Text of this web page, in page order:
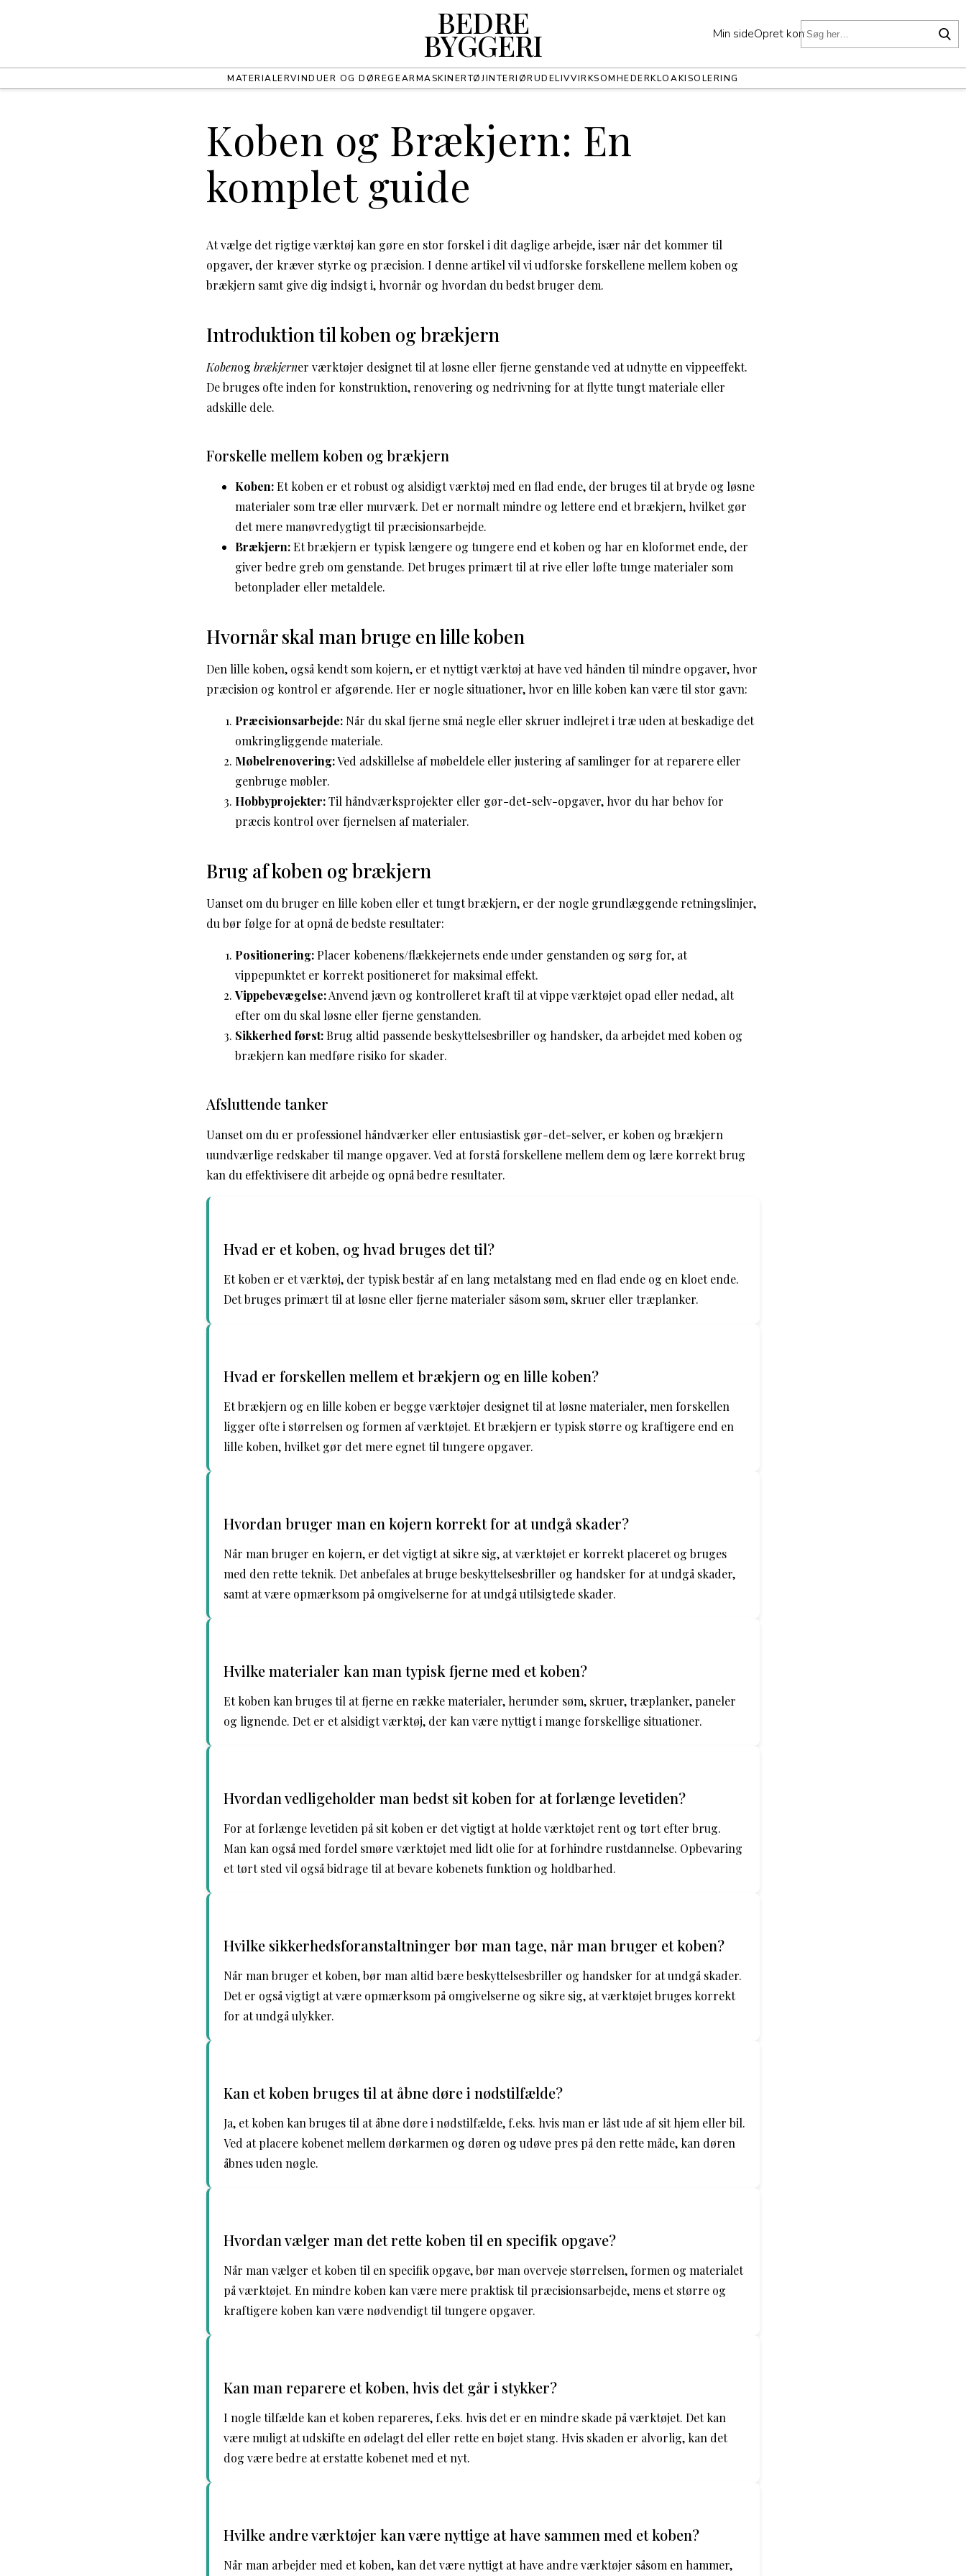
BEDRE
BYGGERI Min sideOpret konto
MATERIALERVINDUER OG DØREGEARMASKINERTØJINTERIØRUDELIVVIRKSOMHEDERKLOAKISOLERING
Koben og Brækjern: En
komplet guide
At vælge det rigtige værktøj kan gøre en stor forskel i dit daglige arbejde, især når det kommer til
opgaver, der kræver styrke og præcision. I denne artikel vil vi udforske forskellene mellem koben og
brækjern samt give dig indsigt i, hvornår og hvordan du bedst bruger dem.
Introduktion til koben og brækjern
Kobenog brækjerner værktøjer designet til at løsne eller fjerne genstande ved at udnytte en vippeeffekt.
De bruges ofte inden for konstruktion, renovering og nedrivning for at flytte tungt materiale eller
adskille dele.
Forskelle mellem koben og brækjern
Koben:Et koben er et robust og alsidigt værktøj med en flad ende, der bruges til at bryde og løsne
materialer som træ eller murværk. Det er normalt mindre og lettere end et brækjern, hvilket gør
det mere manøvredygtigt til præcisionsarbejde.
Brækjern:Et brækjern er typisk længere og tungere end et koben og har en kloformet ende, der
giver bedre greb om genstande. Det bruges primært til at rive eller løfte tunge materialer som
betonplader eller metaldele.
Hvornår skal man bruge en lille koben
Den lille koben, også kendt som kojern, er et nyttigt værktøj at have ved hånden til mindre opgaver, hvor
præcision og kontrol er afgørende. Her er nogle situationer, hvor en lille koben kan være til stor gavn:
Præcisionsarbejde: Når du skal fjerne små negle eller skruer indlejret i træ uden at beskadige det
omkringliggende materiale.
Møbelrenovering:Ved adskillelse af møbeldele eller justering af samlinger for at reparere eller
genbruge møbler.
Hobbyprojekter:Til håndværksprojekter eller gør-det-selv-opgaver, hvor du har behov for
præcis kontrol over fjernelsen af materialer.
Brug af koben og brækjern
Uanset om du bruger en lille koben eller et tungt brækjern, er der nogle grundlæggende retningslinjer,
du bør følge for at opnå de bedste resultater:
Positionering: Placer kobenens/flækkejernets ende under genstanden og sørg for, at
vippepunktet er korrekt positioneret for maksimal effekt.
Vippebevægelse:Anvend jævn og kontrolleret kraft til at vippe værktøjet opad eller nedad, alt
efter om du skal løsne eller fjerne genstanden.
Sikkerhed først:Brug altid passende beskyttelsesbriller og handsker, da arbejdet med koben og
brækjern kan medføre risiko for skader.
Afsluttende tanker
Uanset om du er professionel håndværker eller entusiastisk gør-det-selver, er koben og brækjern
uundværlige redskaber til mange opgaver. Ved at forstå forskellene mellem dem og lære korrekt brug
kan du effektivisere dit arbejde og opnå bedre resultater.
Hvad er et koben, og hvad bruges det til?
Et koben er et værktøj, der typisk består af en lang metalstang med en flad ende og en kloet ende.
Det bruges primært til at løsne eller fjerne materialer såsom søm, skruer eller træplanker.
Hvad er forskellen mellem et brækjern og en lille koben?
Et brækjern og en lille koben er begge værktøjer designet til at løsne materialer, men forskellen
ligger ofte i størrelsen og formen af værktøjet. Et brækjern er typisk større og kraftigere end en
lille koben, hvilket gør det mere egnet til tungere opgaver.
Hvordan bruger man en kojern korrekt for at undgå skader?
Når man bruger en kojern, er det vigtigt at sikre sig, at værktøjet er korrekt placeret og bruges
med den rette teknik. Det anbefales at bruge beskyttelsesbriller og handsker for at undgå skader,
samt at være opmærksom på omgivelserne for at undgå utilsigtede skader.
Hvilke materialer kan man typisk fjerne med et koben?
Et koben kan bruges til at fjerne en række materialer, herunder søm, skruer, træplanker, paneler
og lignende. Det er et alsidigt værktøj, der kan være nyttigt i mange forskellige situationer.
Hvordan vedligeholder man bedst sit koben for at forlænge levetiden?
For at forlænge levetiden på sit koben er det vigtigt at holde værktøjet rent og tørt efter brug.
Man kan også med fordel smøre værktøjet med lidt olie for at forhindre rustdannelse. Opbevaring
et tørt sted vil også bidrage til at bevare kobenets funktion og holdbarhed.
Hvilke sikkerhedsforanstaltninger bør man tage, når man bruger et koben?
Når man bruger et koben, bør man altid bære beskyttelsesbriller og handsker for at undgå skader.
Det er også vigtigt at være opmærksom på omgivelserne og sikre sig, at værktøjet bruges korrekt
for at undgå ulykker.
Kan et koben bruges til at åbne døre i nødstilfælde?
Ja, et koben kan bruges til at åbne døre i nødstilfælde, f.eks. hvis man er låst ude af sit hjem eller bil.
Ved at placere kobenet mellem dørkarmen og døren og udøve pres på den rette måde, kan døren
åbnes uden nøgle.
Hvordan vælger man det rette koben til en specifik opgave?
Når man vælger et koben til en specifik opgave, bør man overveje størrelsen, formen og materialet
på værktøjet. En mindre koben kan være mere praktisk til præcisionsarbejde, mens et større og
kraftigere koben kan være nødvendigt til tungere opgaver.
Kan man reparere et koben, hvis det går i stykker?
I nogle tilfælde kan et koben repareres, f.eks. hvis det er en mindre skade på værktøjet. Det kan
være muligt at udskifte en ødelagt del eller rette en bøjet stang. Hvis skaden er alvorlig, kan det
dog være bedre at erstatte kobenet med et nyt.
Hvilke andre værktøjer kan være nyttige at have sammen med et koben?
Når man arbejder med et koben, kan det være nyttigt at have andre værktøjer såsom en hammer,